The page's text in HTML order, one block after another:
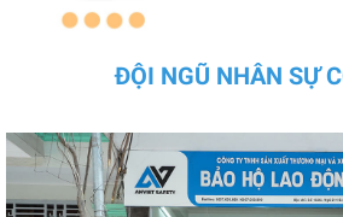
ĐỘI NGŨ NHÂN SỰ